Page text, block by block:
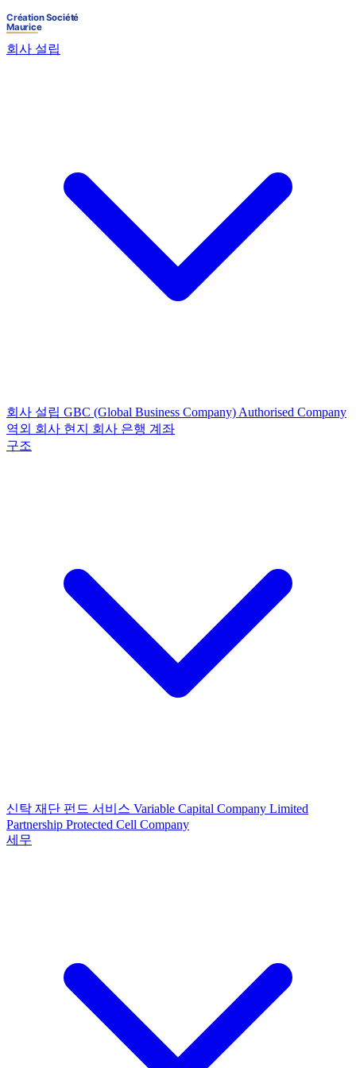
회사 설립
회사 설립 GBC (Global Business Company) Authorised Company
역외 회사 현지 회사 은행 계좌
구조
신탁 재단 펀드 서비스 Variable Capital Company Limited
Partnership Protected Cell Company
세무